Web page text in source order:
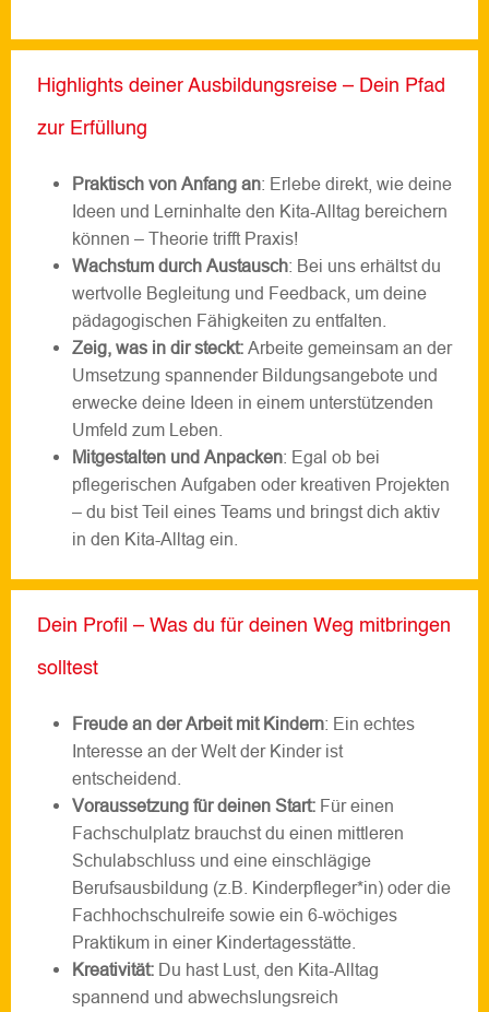
Highlights deiner Ausbildungsreise – Dein Pfad
zur Erfüllung
Praktisch von Anfang an: Erlebe direkt, wie deine
Ideen und Lerninhalte den Kita-Alltag bereichern
können – Theorie trifft Praxis!
Wachstum durch Austausch: Bei uns erhältst du
wertvolle Begleitung und Feedback, um deine
pädagogischen Fähigkeiten zu entfalten.
Zeig, was in dir steckt: Arbeite gemeinsam an der
Umsetzung spannender Bildungsangebote und
erwecke deine Ideen in einem unterstützenden
Umfeld zum Leben.
Mitgestalten und Anpacken: Egal ob bei
pflegerischen Aufgaben oder kreativen Projekten
– du bist Teil eines Teams und bringst dich aktiv
in den Kita-Alltag ein.
Dein Profil – Was du für deinen Weg mitbringen
solltest
Freude an der Arbeit mit Kindern: Ein echtes
Interesse an der Welt der Kinder ist
entscheidend.
Voraussetzung für deinen Start: Für einen
Fachschulplatz brauchst du einen mittleren
Schulabschluss und eine einschlägige
Berufsausbildung (z.B. Kinderpfleger*in) oder die
Fachhochschulreife sowie ein 6-wöchiges
Praktikum in einer Kindertagesstätte.
Kreativität: Du hast Lust, den Kita-Alltag
spannend und abwechslungsreich